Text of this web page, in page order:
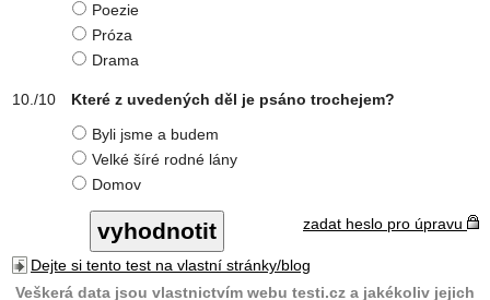
Poezie
Próza
Drama
Které z uvedených děl je psáno trochejem?
Byli jsme a budem
Velké šíré rodné lány
Domov
zadat heslo pro úpravu
Dejte si tento test na vlastní stránky/blog
Veškerá data jsou vlastnictvím webu testi.cz a jakékoliv jejich